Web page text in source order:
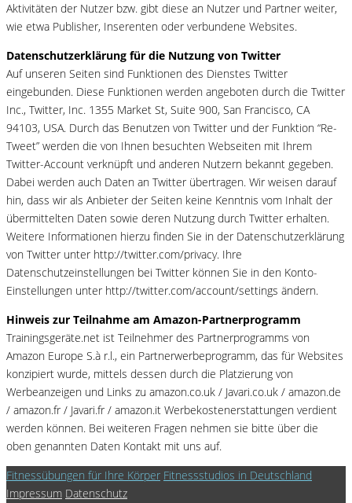
Aktivitäten der Nutzer bzw. gibt diese an Nutzer und Partner weiter,
wie etwa Publisher, Inserenten oder verbundene Websites.
Datenschutzerklärung für die Nutzung von Twitter
Auf unseren Seiten sind Funktionen des Dienstes Twitter
eingebunden. Diese Funktionen werden angeboten durch die Twitter
Inc., Twitter, Inc. 1355 Market St, Suite 900, San Francisco, CA
94103, USA. Durch das Benutzen von Twitter und der Funktion “Re-
Tweet” werden die von Ihnen besuchten Webseiten mit Ihrem
Twitter-Account verknüpft und anderen Nutzern bekannt gegeben.
Dabei werden auch Daten an Twitter übertragen. Wir weisen darauf
hin, dass wir als Anbieter der Seiten keine Kenntnis vom Inhalt der
übermittelten Daten sowie deren Nutzung durch Twitter erhalten.
Weitere Informationen hierzu finden Sie in der Datenschutzerklärung
von Twitter unter http://twitter.com/privacy. Ihre
Datenschutzeinstellungen bei Twitter können Sie in den Konto-
Einstellungen unter http://twitter.com/account/settings ändern.
Hinweis zur Teilnahme am Amazon-Partnerprogramm
Trainingsgeräte.net ist Teilnehmer des Partnerprogramms von
Amazon Europe S.à r.l., ein Partnerwerbeprogramm, das für Websites
konzipiert wurde, mittels dessen durch die Platzierung von
Werbeanzeigen und Links zu amazon.co.uk / Javari.co.uk / amazon.de
/ amazon.fr / Javari.fr / amazon.it Werbekostenerstattungen verdient
werden können. Bei weiteren Fragen nehmen sie bitte über die
oben genannten Daten Kontakt mit uns auf.
Fitnessübungen für Ihre Körper Fitnessstudios in Deutschland
Impressum Datenschutz